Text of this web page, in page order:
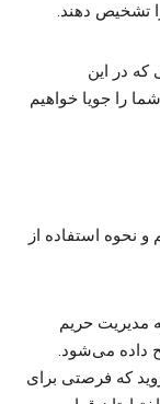
تشخیص دهند.
که در این
را جویا خواهیم
نحوه استفاده از
مدیریت حریم
داده می‌شود.
که فرصتی برای